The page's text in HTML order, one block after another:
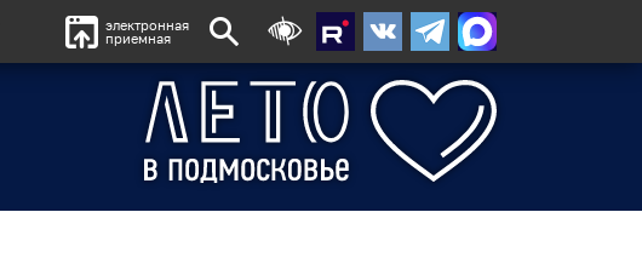
электронная
приемная